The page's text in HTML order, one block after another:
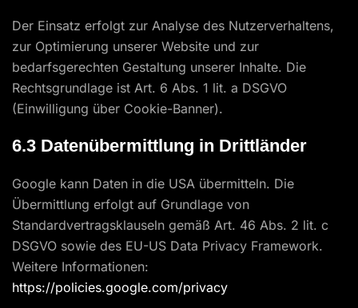
Der Einsatz erfolgt zur Analyse des Nutzerverhaltens,
zur Optimierung unserer Website und zur
bedarfsgerechten Gestaltung unserer Inhalte. Die
Rechtsgrundlage ist Art. 6 Abs. 1 lit. a DSGVO
(Einwilligung über Cookie-Banner).
6.3 Datenübermittlung in Drittländer
Google kann Daten in die USA übermitteln. Die
Übermittlung erfolgt auf Grundlage von
Standardvertragsklauseln gemäß Art. 46 Abs. 2 lit. c
DSGVO sowie des EU-US Data Privacy Framework.
Weitere Informationen:
https://policies.google.com/privacy